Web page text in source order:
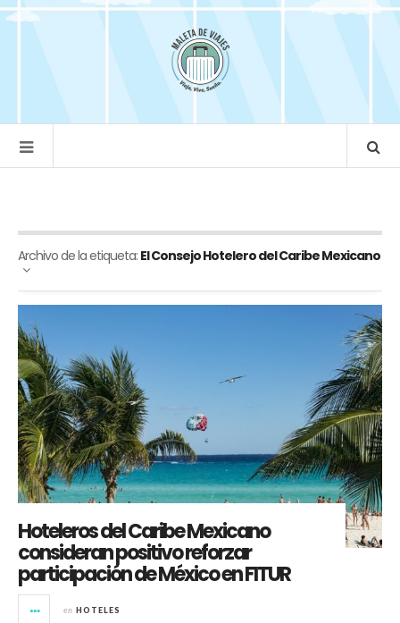
Archivo de la etiqueta: El Consejo Hotelero del Caribe Mexicano
Hoteleros del Caribe Mexicano
consideran positivo reforzar
participación de México en FITUR
en HOTELES